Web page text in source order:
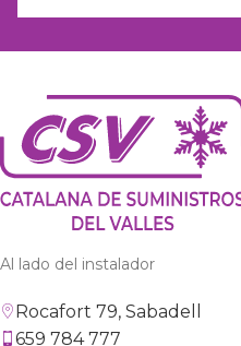
Al lado del instalador
Rocafort 79, Sabadell
659 784 777